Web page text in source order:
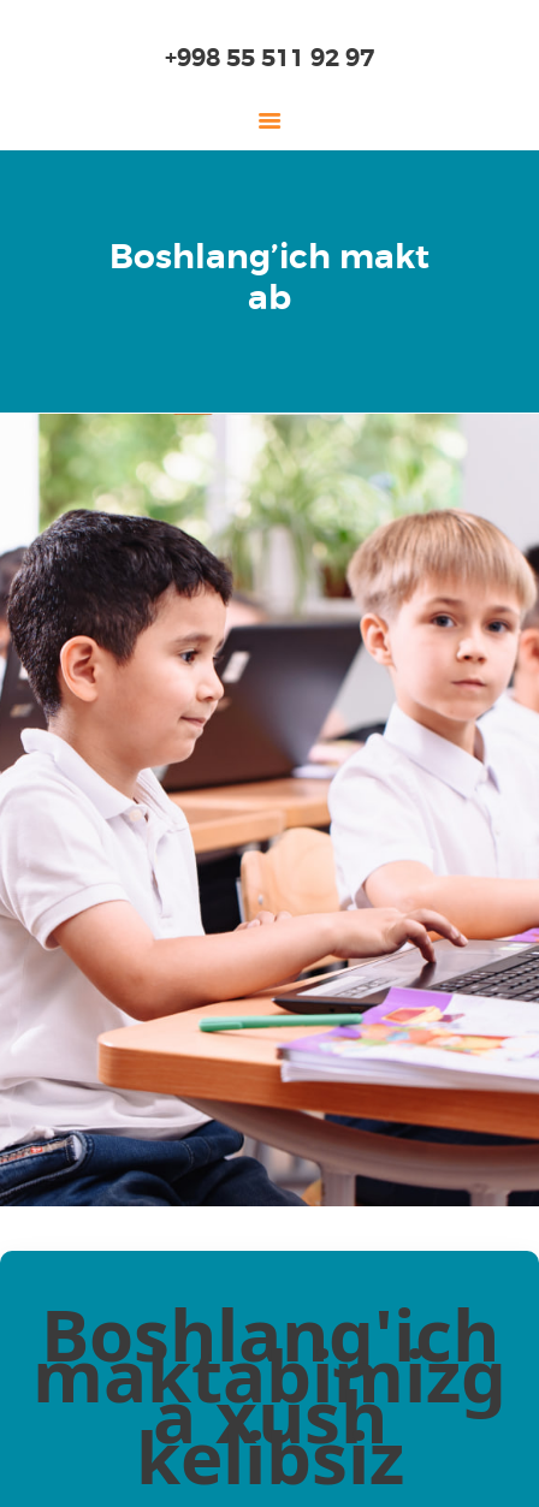
+998 55 511 92 97
Boshlang’ich makt
ab
BIZ HAQIMIZDA
O’RTA MAKTAB
TA’LIM
ONLAYN MAKTAB
SKILLS LAB
QABUL
KONTAKTLAR
Boshlang'ich
maktabimizg
a xush
kelibsiz